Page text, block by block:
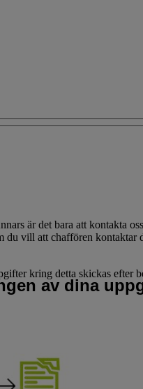
av dina
är det bara att kontakta
vill att chaffören kontaktar
kring detta skickas efter